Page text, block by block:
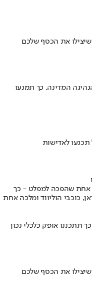
את הכסף שלכם
המדינה. כך תמנעו
לאדישות
אחת שהפכה למפלט - כך
כוכבי הוליווד ומלכה אחת
תתכננו אופק כלכלי נכון
את הכסף שלכם